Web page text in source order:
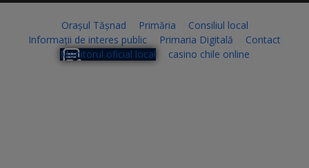
Orașul Tășnad Primăria
Consiliul local
Informații de interes public
Primaria Digitală
Contact
Monitorul oficial local
casino chile online